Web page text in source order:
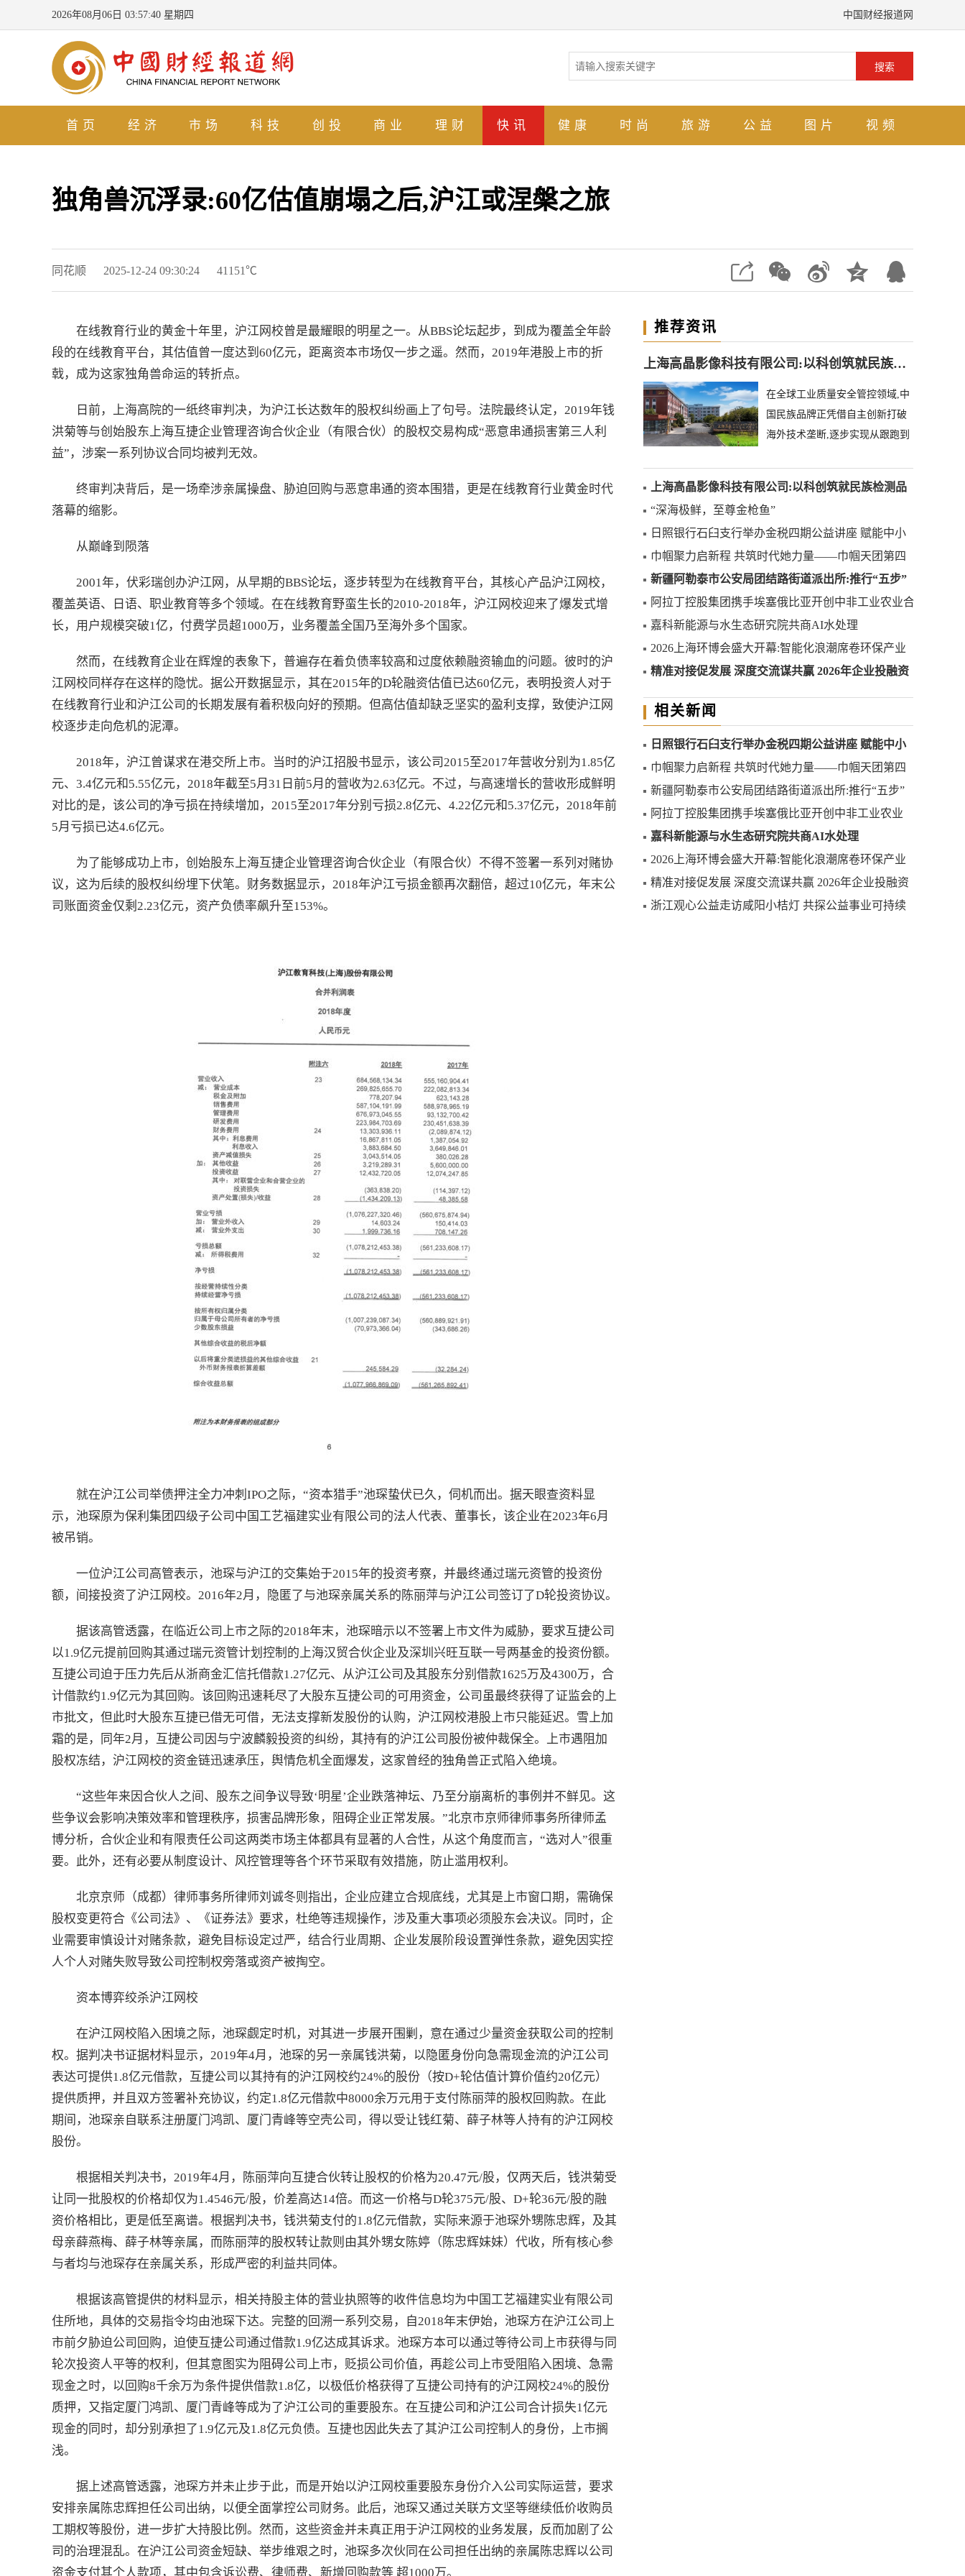
2026年08月06日 03:57:41 星期四 中国财经报道网
搜索
首页 经济 市场 科技 创投 商业 理财 快讯 健康 时尚 旅游 公益 图片 视频
独角兽沉浮录:60亿估值崩塌之后,沪江或涅槃之旅
同花顺 2025-12-24 09:30:24 41151℃
在线教育行业的黄金十年里，沪江网校曾是最耀眼的明星之一。从BBS论坛起步，到成为覆盖全年龄
段的在线教育平台，其估值曾一度达到60亿元，距离资本市场仅一步之遥。然而，2019年港股上市的折
戟，成为这家独角兽命运的转折点。
日前，上海高院的一纸终审判决，为沪江长达数年的股权纠纷画上了句号。法院最终认定，2019年钱
洪菊等与创始股东上海互捷企业管理咨询合伙企业（有限合伙）的股权交易构成“恶意串通损害第三人利
益”，涉案一系列协议合同均被判无效。
终审判决背后，是一场牵涉亲属操盘、胁迫回购与恶意串通的资本围猎，更是在线教育行业黄金时代
落幕的缩影。
从巅峰到陨落
2001年，伏彩瑞创办沪江网，从早期的BBS论坛，逐步转型为在线教育平台，其核心产品沪江网校，
覆盖英语、日语、职业教育等多个领域。在在线教育野蛮生长的2010-2018年，沪江网校迎来了爆发式增
长，用户规模突破1亿，付费学员超1000万，业务覆盖全国乃至海外多个国家。
然而，在线教育企业在辉煌的表象下，普遍存在着负债率较高和过度依赖融资输血的问题。彼时的沪
江网校同样存在这样的隐忧。据公开数据显示，其在2015年的D轮融资估值已达60亿元，表明投资人对于
在线教育行业和沪江公司的长期发展有着积极向好的预期。但高估值却缺乏坚实的盈利支撑，致使沪江网
校逐步走向危机的泥潭。
2018年，沪江曾谋求在港交所上市。当时的沪江招股书显示，该公司2015至2017年营收分别为1.85亿
元、3.4亿元和5.55亿元，2018年截至5月31日前5月的营收为2.63亿元。不过，与高速增长的营收形成鲜明
对比的是，该公司的净亏损在持续增加，2015至2017年分别亏损2.8亿元、4.22亿元和5.37亿元，2018年前
5月亏损已达4.6亿元。
为了能够成功上市，创始股东上海互捷企业管理咨询合伙企业（有限合伙）不得不签署一系列对赌协
议，这为后续的股权纠纷埋下伏笔。财务数据显示，2018年沪江亏损金额再次翻倍，超过10亿元，年末公
司账面资金仅剩2.23亿元，资产负债率飙升至153%。
就在沪江公司举债押注全力冲刺IPO之际，“资本猎手”池琛蛰伏已久，伺机而出。据天眼查资料显
示，池琛原为保利集团四级子公司中国工艺福建实业有限公司的法人代表、董事长，该企业在2023年6月
被吊销。
一位沪江公司高管表示，池琛与沪江的交集始于2015年的投资考察，并最终通过瑞元资管的投资份
额，间接投资了沪江网校。2016年2月，隐匿了与池琛亲属关系的陈丽萍与沪江公司签订了D轮投资协议。
据该高管透露，在临近公司上市之际的2018年末，池琛暗示以不签署上市文件为威胁，要求互捷公司
以1.9亿元提前回购其通过瑞元资管计划控制的上海汉贸合伙企业及深圳兴旺互联一号两基金的投资份额。
互捷公司迫于压力先后从浙商金汇信托借款1.27亿元、从沪江公司及其股东分别借款1625万及4300万，合
计借款约1.9亿元为其回购。该回购迅速耗尽了大股东互捷公司的可用资金，公司虽最终获得了证监会的上
市批文，但此时大股东互捷已借无可借，无法支撑新发股份的认购，沪江网校港股上市只能延迟。雪上加
霜的是，同年2月，互捷公司因与宁波麟毅投资的纠纷，其持有的沪江公司股份被仲裁保全。上市遇阻加
股权冻结，沪江网校的资金链迅速承压，舆情危机全面爆发，这家曾经的独角兽正式陷入绝境。
“这些年来因合伙人之间、股东之间争议导致‘明星’企业跌落神坛、乃至分崩离析的事例并不鲜见。这
些争议会影响决策效率和管理秩序，损害品牌形象，阻碍企业正常发展。”北京市京师律师事务所律师孟
博分析，合伙企业和有限责任公司这两类市场主体都具有显著的人合性，从这个角度而言，“选对人”很重
要。此外，还有必要从制度设计、风控管理等各个环节采取有效措施，防止滥用权利。
北京京师（成都）律师事务所律师刘诚冬则指出，企业应建立合规底线，尤其是上市窗口期，需确保
股权变更符合《公司法》、《证券法》要求，杜绝等违规操作，涉及重大事项必须股东会决议。同时，企
业需要审慎设计对赌条款，避免目标设定过严，结合行业周期、企业发展阶段设置弹性条款，避免因实控
人个人对赌失败导致公司控制权旁落或资产被掏空。
资本博弈绞杀沪江网校
在沪江网校陷入困境之际，池琛觑定时机，对其进一步展开围剿，意在通过少量资金获取公司的控制
权。据判决书证据材料显示，2019年4月，池琛的另一亲属钱洪菊，以隐匿身份向急需现金流的沪江公司
表达可提供1.8亿元借款，互捷公司以其持有的沪江网校约24%的股份（按D+轮估值计算价值约20亿元）
提供质押，并且双方签署补充协议，约定1.8亿元借款中8000余万元用于支付陈丽萍的股权回购款。在此
期间，池琛亲自联系注册厦门鸿凯、厦门青峰等空壳公司，得以受让钱红菊、薛子林等人持有的沪江网校
股份。
根据相关判决书，2019年4月，陈丽萍向互捷合伙转让股权的价格为20.47元/股，仅两天后，钱洪菊受
让同一批股权的价格却仅为1.4546元/股，价差高达14倍。而这一价格与D轮375元/股、D+轮36元/股的融
资价格相比，更是低至离谱。根据判决书，钱洪菊支付的1.8亿元借款，实际来源于池琛外甥陈忠辉，及其
母亲薛燕梅、薛子林等亲属，而陈丽萍的股权转让款则由其外甥女陈婷（陈忠辉妹妹）代收，所有核心参
与者均与池琛存在亲属关系，形成严密的利益共同体。
根据该高管提供的材料显示，相关持股主体的营业执照等的收件信息均为中国工艺福建实业有限公司
住所地，具体的交易指令均由池琛下达。完整的回溯一系列交易，自2018年末伊始，池琛方在沪江公司上
市前夕胁迫公司回购，迫使互捷公司通过借款1.9亿达成其诉求。池琛方本可以通过等待公司上市获得与同
轮次投资人平等的权利，但其意图实为阻碍公司上市，贬损公司价值，再趁公司上市受阻陷入困境、急需
现金之时，以回购8千余万为条件提供借款1.8亿，以极低价格获得了互捷公司持有的沪江网校24%的股份
质押，又指定厦门鸿凯、厦门青峰等成为了沪江公司的重要股东。在互捷公司和沪江公司合计损失1亿元
现金的同时，却分别承担了1.9亿元及1.8亿元负债。互捷也因此失去了其沪江公司控制人的身份，上市搁
浅。
据上述高管透露，池琛方并未止步于此，而是开始以沪江网校重要股东身份介入公司实际运营，要求
安排亲属陈忠辉担任公司出纳，以便全面掌控公司财务。此后，池琛又通过关联方文坚等继续低价收购员
工期权等股份，进一步扩大持股比例。然而，这些资金并未真正用于沪江网校的业务发展，反而加剧了公
司的治理混乱。在沪江公司资金短缺、举步维艰之时，池琛多次伙同在公司担任出纳的亲属陈忠辉以公司
资金支付其个人款项，其中包含诉讼费、律师费、新增回购款等 超1000万。
推荐资讯
上海高晶影像科技有限公司:以科创筑就民族检测品牌
在全球工业质量安全管控领域,中
国民族品牌正凭借自主创新打破
海外技术垄断,逐步实现从跟跑到
上海高晶影像科技有限公司:以科创筑就民族检测品
牌
“深海极鲜，至尊金枪鱼”
日照银行石臼支行举办金税四期公益讲座 赋能中小
微企业合规发展
巾帼聚力启新程 共筑时代她力量——巾帼天团第四
次组委会筹备会圆满举办
新疆阿勒泰市公安局团结路街道派出所:推行“五步”
工作法 打造新时代“枫”景线
阿拉丁控股集团携手埃塞俄比亚开创中非工业农业合
作新篇章
嘉科新能源与水生态研究院共商AI水处理
2026上海环博会盛大开幕:智能化浪潮席卷环保产业
精准对接促发展 深度交流谋共赢 2026年企业投融资
相关新闻
日照银行石臼支行举办金税四期公益讲座 赋能中小
微企业合规发展
巾帼聚力启新程 共筑时代她力量——巾帼天团第四
次组委会筹备会圆满举办
新疆阿勒泰市公安局团结路街道派出所:推行“五步”
工作法 打造新时代“枫”景线
阿拉丁控股集团携手埃塞俄比亚开创中非工业农业
合作新篇章
嘉科新能源与水生态研究院共商AI水处理
2026上海环博会盛大开幕:智能化浪潮席卷环保产业
精准对接促发展 深度交流谋共赢 2026年企业投融资
交流活动第二期圆满举行
浙江观心公益走访咸阳小桔灯 共探公益事业可持续